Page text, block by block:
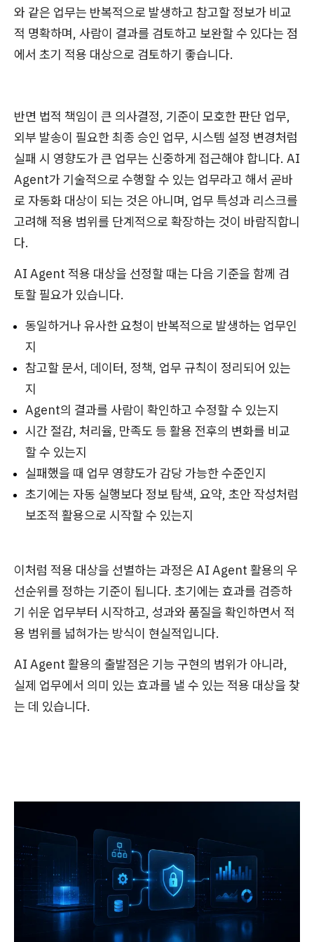
와 같은 업무는 반복적으로 발생하고 참고할 정보가 비교
적 명확하며, 사람이 결과를 검토하고 보완할 수 있다는 점
에서 초기 적용 대상으로 검토하기 좋습니다.
반면 법적 책임이 큰 의사결정, 기준이 모호한 판단 업무,
외부 발송이 필요한 최종 승인 업무, 시스템 설정 변경처럼
실패 시 영향도가 큰 업무는 신중하게 접근해야 합니다. AI
Agent가 기술적으로 수행할 수 있는 업무라고 해서 곧바
로 자동화 대상이 되는 것은 아니며, 업무 특성과 리스크를
고려해 적용 범위를 단계적으로 확장하는 것이 바람직합니
다.
AI Agent 적용 대상을 선정할 때는 다음 기준을 함께 검
토할 필요가 있습니다.
동일하거나 유사한 요청이 반복적으로 발생하는 업무인
지
참고할 문서, 데이터, 정책, 업무 규칙이 정리되어 있는
지
Agent의 결과를 사람이 확인하고 수정할 수 있는지
시간 절감, 처리율, 만족도 등 활용 전후의 변화를 비교
할 수 있는지
실패했을 때 업무 영향도가 감당 가능한 수준인지
초기에는 자동 실행보다 정보 탐색, 요약, 초안 작성처럼
보조적 활용으로 시작할 수 있는지
이처럼 적용 대상을 선별하는 과정은 AI Agent 활용의 우
선순위를 정하는 기준이 됩니다. 초기에는 효과를 검증하
기 쉬운 업무부터 시작하고, 성과와 품질을 확인하면서 적
용 범위를 넓혀가는 방식이 현실적입니다.
AI Agent 활용의 출발점은 기능 구현의 범위가 아니라,
실제 업무에서 의미 있는 효과를 낼 수 있는 적용 대상을 찾
는 데 있습니다.